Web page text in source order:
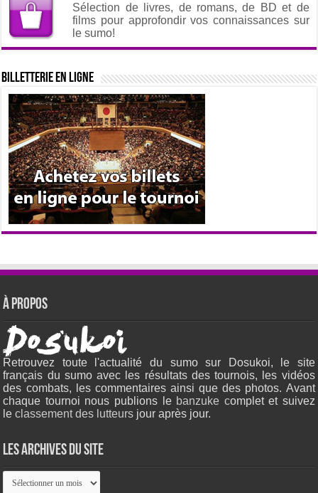
Sélection de livres, de romans, de BD et de
films pour approfondir vos connaissances sur
le sumo!
Billetterie en ligne
À propos
Retrouvez toute l'actualité du sumo sur Dosukoi, le site
français du sumo avec les résultats des tournois, les vidéos
des combats, les commentaires ainsi que des photos. Avant
chaque tournoi nous publions le banzuke complet et suivez
leclassement des lutteurs jour après jour.
Les archives du site
Les
archives